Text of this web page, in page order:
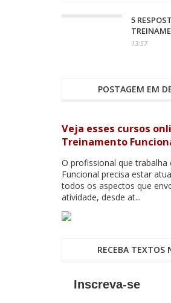
5
13:57
POSTAGEM EM
Veja esses cursos
Treinamento
O profissional que
Funcional precisa estar
todos os aspectos que
atividade, desde at...
RECEBA TEXTOS
Inscreva-se